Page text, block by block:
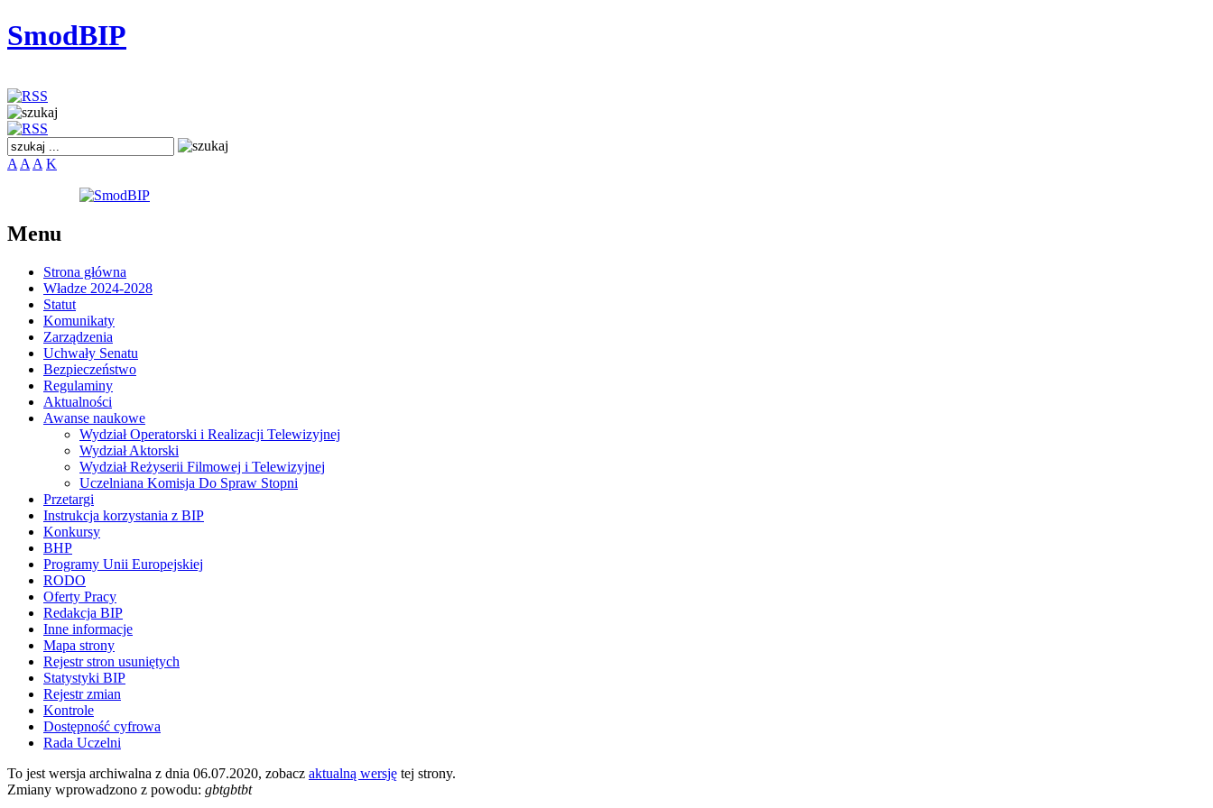
SmodBIP
A A A K
Menu
Strona główna
Władze 2024-2028
Statut
Komunikaty
Zarządzenia
Uchwały Senatu
Bezpieczeństwo
Regulaminy
Aktualności
Awanse naukowe
Wydział Operatorski i Realizacji Telewizyjnej
Wydział Aktorski
Wydział Reżyserii Filmowej i Telewizyjnej
Uczelniana Komisja Do Spraw Stopni
Przetargi
Instrukcja korzystania z BIP
Konkursy
BHP
Programy Unii Europejskiej
RODO
Oferty Pracy
Redakcja BIP
Inne informacje
Mapa strony
Rejestr stron usuniętych
Statystyki BIP
Rejestr zmian
Kontrole
Dostępność cyfrowa
Rada Uczelni
To jest wersja archiwalna z dnia 06.07.2020, zobacz aktualną wersję tej strony.
Zmiany wprowadzono z powodu: gbtgbtbt